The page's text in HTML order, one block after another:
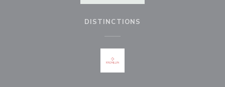
DISTINCTIONS